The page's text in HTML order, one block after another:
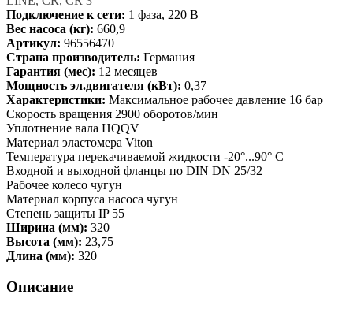
Подключение к сети: 1 фаза, 220 В
Вес насоса (кг): 660,9
Артикул: 96556470
Страна производитель: Германия
Гарантия (мес): 12 месяцев
Мощность эл.двигателя (кВт): 0,37
Характеристики: Максимальное рабочее давление 16 бар
Скорость вращения 2900 оборотов/мин
Уплотнение вала HQQV
Материал эластомера Viton
Температура перекачиваемой жидкости -20°...90° C
Входной и выходной фланцы по DIN DN 25/32
Рабочее колесо чугун
Материал корпуса насоса чугун
Степень защиты IP 55
Ширина (мм): 320
Высота (мм): 23,75
Длина (мм): 320
Описание